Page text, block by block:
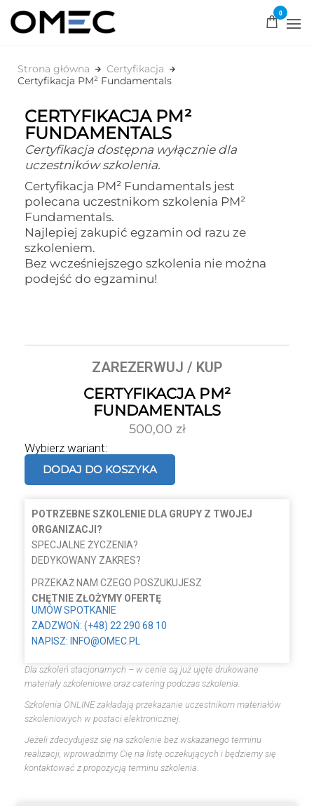
0
Strona główna
Certyfikacja
Certyfikacja PM² Fundamentals
CERTYFIKACJA PM²
FUNDAMENTALS
Certyfikacja dostępna wyłącznie dla
uczestników szkolenia.
Certyfikacja PM² Fundamentals jest
polecana uczestnikom szkolenia PM²
Fundamentals.
Najlepiej zakupić egzamin od razu ze
szkoleniem.
Bez wcześniejszego szkolenia nie można
podejść do egzaminu!
ZAREZERWUJ / KUP
CERTYFIKACJA PM²
FUNDAMENTALS
500,00 zł
Wybierz wariant:
DODAJ DO KOSZYKA
POTRZEBNE SZKOLENIE DLA GRUPY Z TWOJEJ
ORGANIZACJI?
SPECJALNE ŻYCZENIA?
DEDYKOWANY ZAKRES?
PRZEKAŻ NAM CZEGO POSZUKUJESZ
CHĘTNIE ZŁOŻYMY OFERTĘ
UMÓW SPOTKANIE
ZADZWOŃ: (+48) 22 290 68 10
NAPISZ: INFO@OMEC.PL
Dla szkoleń stacjonarnych – w cenie są już ujęte drukowane
materiały szkoleniowe oraz catering podczas szkolenia.
Szkolenia ONLINE zakładają przekazanie uczestnikom materiałów
szkoleniowych w postaci elektronicznej.
Jeżeli zdecydujesz się na szkolenie bez wskazanego terminu
realizacji, wprowadzimy Cię na listę oczekujących i będziemy się
kontaktować z propozycją terminu szkolenia.